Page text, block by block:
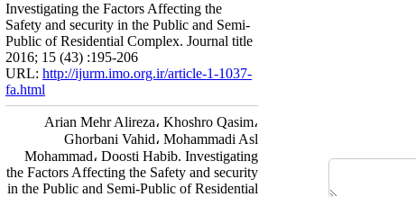
Investigating the Factors Affecting the
Safety and security in the Public and Semi-
Public of Residential Complex. Journal title
2016; 15 (43) :195-206
URL: http://ijurm.imo.org.ir/article-1-1037-
fa.html
Arian Mehr Alireza، Khoshro Qasim،
Ghorbani Vahid، Mohammadi Asl
Mohammad، Doosti Habib. Investigating
the Factors Affecting the Safety and security
in the Public and Semi-Public of Residential